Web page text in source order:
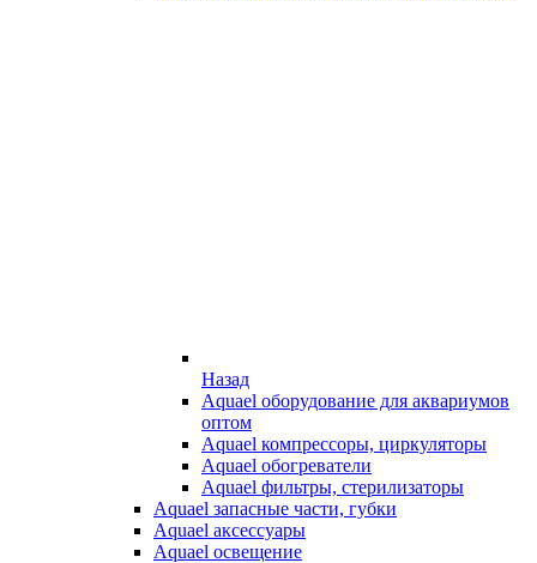
Назад
Aquael оборудование для аквариумов
оптом
Aquael компрессоры, циркуляторы
Aquael обогреватели
Aquael фильтры, стерилизаторы
Aquael запасные части, губки
Aquael аксессуары
Aquael освещение